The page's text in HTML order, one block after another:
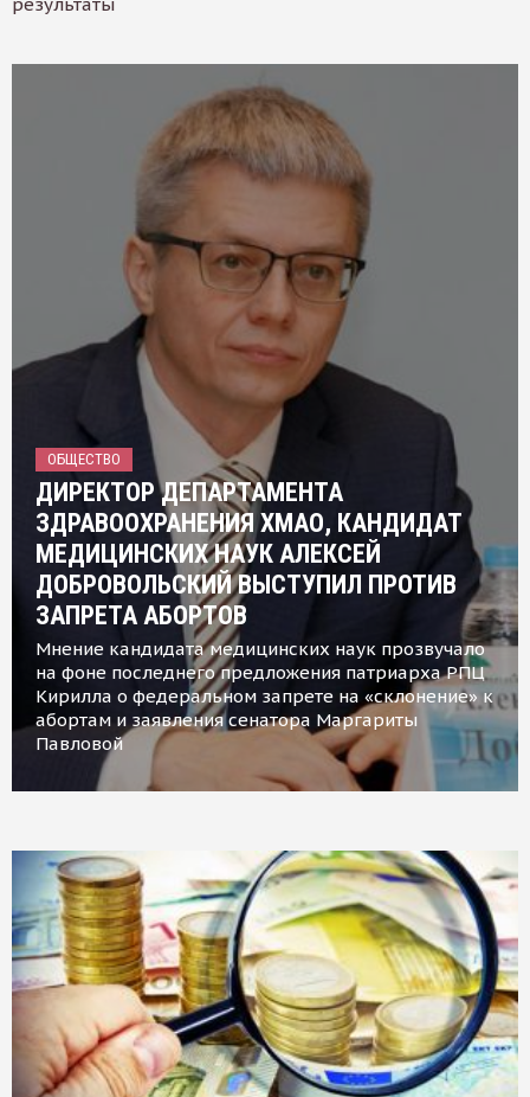
результаты
ОБЩЕСТВО
ДИРЕКТОР ДЕПАРТАМЕНТА
ЗДРАВООХРАНЕНИЯ ХМАО, КАНДИДАТ
МЕДИЦИНСКИХ НАУК АЛЕКСЕЙ
ДОБРОВОЛЬСКИЙ ВЫСТУПИЛ ПРОТИВ
ЗАПРЕТА АБОРТОВ
Мнение кандидата медицинских наук прозвучало
на фоне последнего предложения патриарха РПЦ
Кирилла о федеральном запрете на «склонение» к
абортам и заявления сенатора Маргариты
Павловой